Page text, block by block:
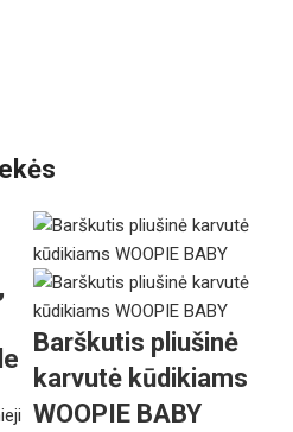
Barškutis pliušinė
karvutė kūdikiams
WOOPIE BABY